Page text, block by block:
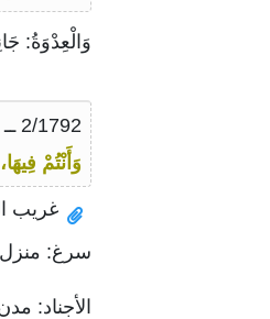
وَالْعِدْوَةُ:
2/1792 ــ وَعَنْ أُسَامَةَ بْنِ زَيْدٍ رضي الله عنه عَنِ النَّبِيِّ صلى الله عليه وسلم قَالَ:
وَأَنْتُمْ
غريب
سرغ: منزل
الأجناد: